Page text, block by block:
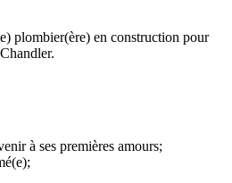
plombier(ère) en construction pour
à ses premières amours;